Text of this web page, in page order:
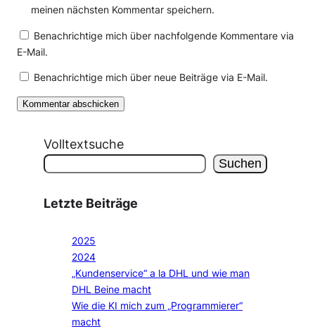
meinen nächsten Kommentar speichern.
Benachrichtige mich über nachfolgende Kommentare via
E-Mail.
Benachrichtige mich über neue Beiträge via E-Mail.
Volltextsuche
Suchen
Letzte Beiträge
2025
2024
„Kundenservice“ a la DHL und wie man
DHL Beine macht
Wie die KI mich zum „Programmierer“
macht